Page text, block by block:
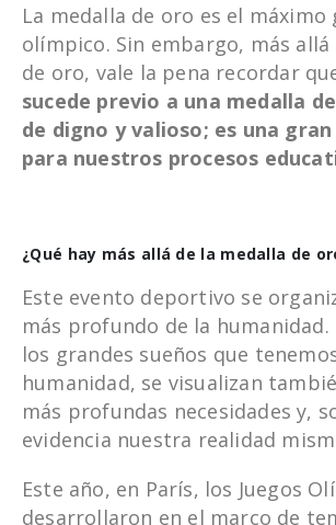
La medalla de oro es el máximo
olímpico. Sin embargo, más allá
de oro, vale la pena recordar
sucede previo a una medalla
de digno y valioso; es una
para nuestros procesos
¿Qué hay más allá de la medalla de
Este evento deportivo se
más profundo de la humanidad.
los grandes sueños que
humanidad, se visualizan
más profundas necesidades y,
evidencia nuestra realidad
Este año, en París, los Juegos
desarrollaron en el marco de